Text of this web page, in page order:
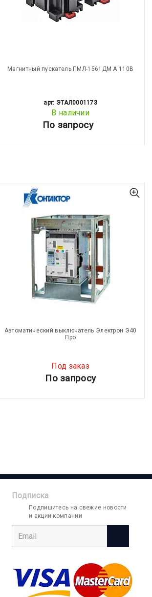
Магнитный пускатель ПМЛ-1561ДМ А 110В
арт: ЭТАЛ0001173
В наличии
По запросу
Автоматический выключатель Электрон Э40
Про
Под заказ
По запросу
Подписка
Подпишитесь на свежие новости
и акции компании